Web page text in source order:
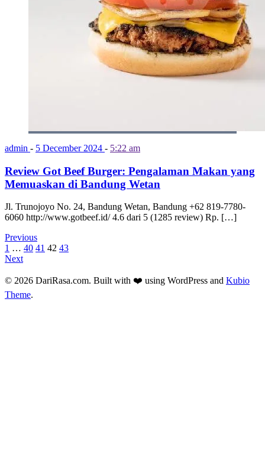
admin - 5 December 2024 - 5:22 am
Review Got Beef Burger: Pengalaman Makan yang
Memuaskan di Bandung Wetan
Jl. Trunojoyo No. 24, Bandung Wetan, Bandung +62 819-7780-
6060 http://www.gotbeef.id/ 4.6 dari 5 (1285 review) Rp. […]
Previous
1 … 40 41 42 43
Next
© 2026 DariRasa.com. Built with ❤️ using WordPress and Kubio
Theme.